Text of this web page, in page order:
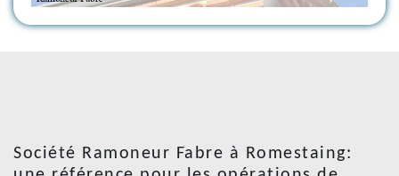
Société Ramoneur Fabre à Romestaing: